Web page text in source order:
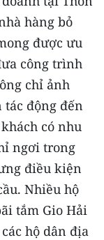
hàng bỏ
được ưu
công trình
chỉ ảnh
động đến
có nhu
ngơi trong
điều kiện
Nhiều hộ
tắm Gio Hải
hộ dân địa